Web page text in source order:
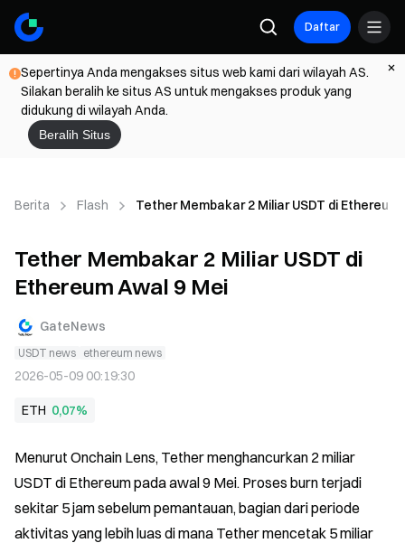
Daftar
Sepertinya Anda mengakses situs web kami dari wilayah AS.
Silakan beralih ke situs AS untuk mengakses produk yang
didukung di wilayah Anda.
Beralih Situs
Berita Flash Tether Membakar 2 Miliar USDT di Ethereum
Tether Membakar 2 Miliar USDT di
Ethereum Awal 9 Mei
GateNews
USDT news ethereum news
2026-05-09 00:19:30
ETH 0,07%
Menurut Onchain Lens, Tether menghancurkan 2 miliar
USDT di Ethereum pada awal 9 Mei. Proses burn terjadi
sekitar 5 jam sebelum pemantauan, bagian dari periode
aktivitas yang lebih luas di mana Tether mencetak 5 miliar